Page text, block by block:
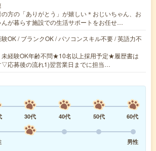
の方の「ありがとう」が嬉しい＊おじいちゃん、お
んが暮らす施設での生活サポートをお任せ…
OK / ブランクOK / パソコンスキル不要 / 英語力不
未経験OK年齢不問★10名以上採用予定★履歴書は
▽応募後の流れ1)翌営業日までに担当…
30代 40代 50代
60代
男性